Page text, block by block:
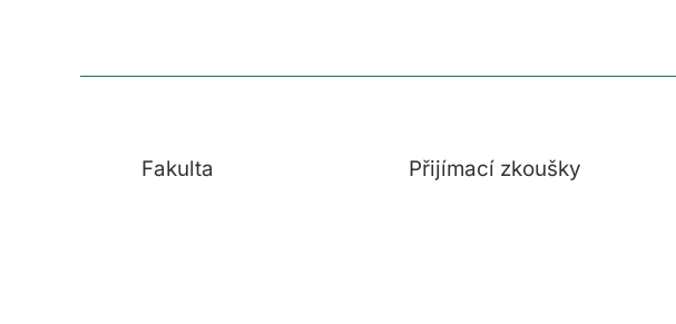
Fakulta Přijímací zkoušky